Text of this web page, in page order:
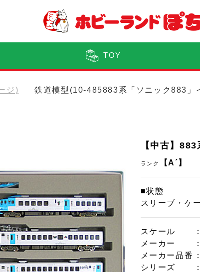
TOY
ジ) 鉄道模型(10-485883系「ソニック883」
【中古】
ランク 【A´】
■状態
スリーブ・ケ
スケール
メーカー
メーカー品番
シリーズ
：